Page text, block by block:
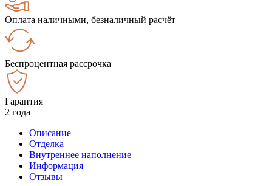
Оплата наличными, безналичный расчёт
Беспроцентная рассрочка
Гарантия
2 года
Описание
Отделка
Внутреннее наполнение
Информация
Отзывы